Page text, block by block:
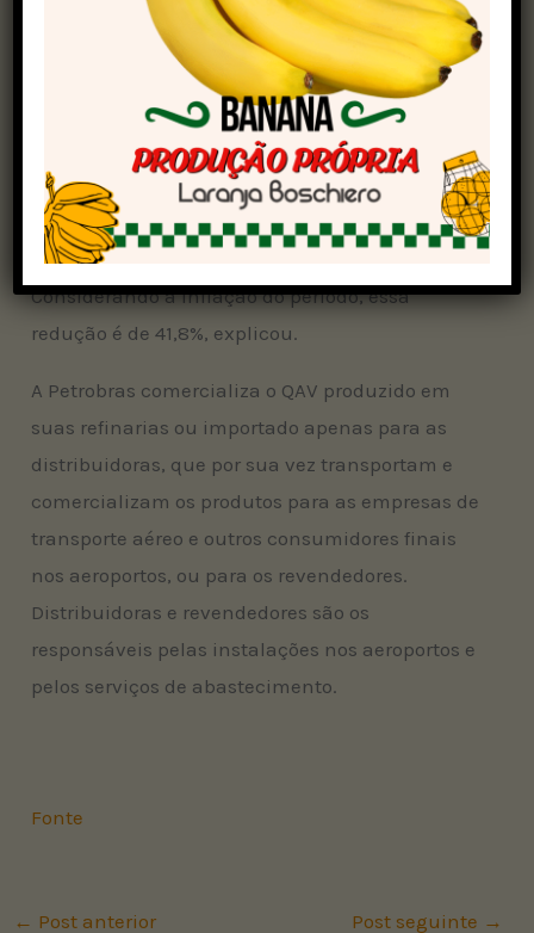
A redução contratual de junho ocorre após uma
alta de 0,3% no dia 1º de maio e a queda de 7,9%
em abril. Os reajustes do combustível são feitos
sempre no primeiro dia do mês.
No acumulado desde dezembro de 2022, a
empresa já reduziu o preço do QAV em 34,6%,
equivalente a um decréscimo de R$ 1,76/litro.
Considerando a inflação do período, essa
redução é de 41,8%, explicou.
A Petrobras comercializa o QAV produzido em
suas refinarias ou importado apenas para as
distribuidoras, que por sua vez transportam e
comercializam os produtos para as empresas de
transporte aéreo e outros consumidores finais
nos aeroportos, ou para os revendedores.
Distribuidoras e revendedores são os
responsáveis pelas instalações nos aeroportos e
pelos serviços de abastecimento.
Fonte
← Post anterior Post seguinte →